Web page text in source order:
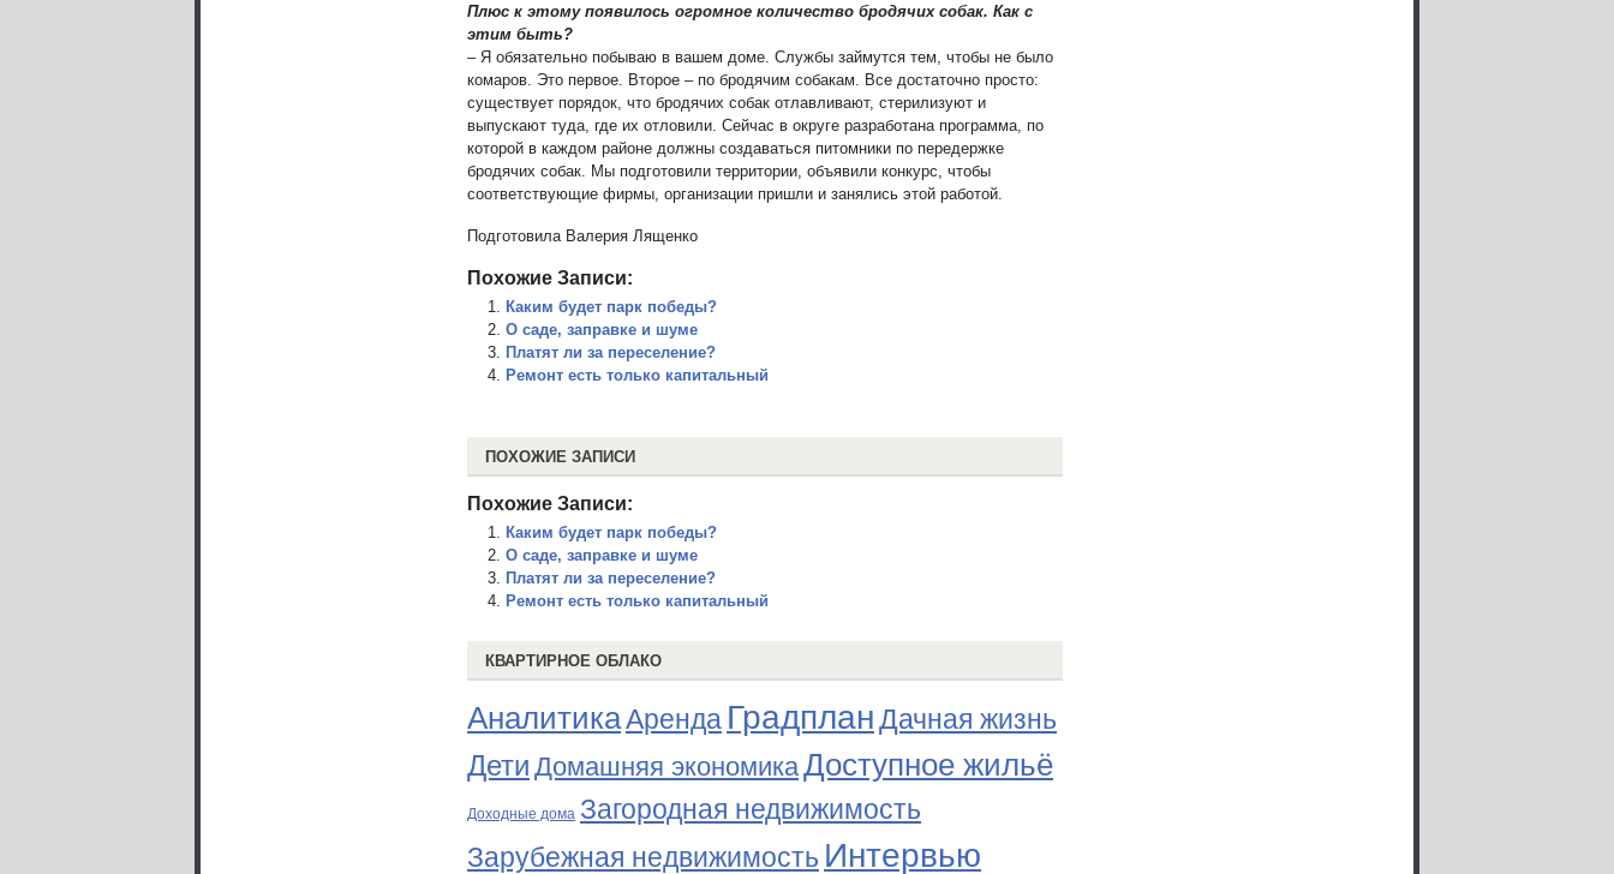
Плюс к этому появилось огромное количество бродячих собак. Как с
этим быть?
– Я обязательно побываю в вашем доме. Службы займутся тем, чтобы не было
комаров. Это первое. Второе – по бродячим собакам. Все достаточно просто:
существует порядок, что бродячих собак отлавливают, стерилизуют и
выпускают туда, где их отловили. Сейчас в округе разработана программа, по
которой в каждом районе должны создаваться питомники по передержке
бродячих собак. Мы подготовили территории, объявили конкурс, чтобы
соответствующие фирмы, организации пришли и занялись этой работой.
Подготовила Валерия Лященко
Похожие Записи:
Каким будет парк победы?
О саде, заправке и шуме
Платят ли за переселение?
Ремонт есть только капитальный
ПОХОЖИЕ ЗАПИСИ
Похожие Записи:
Каким будет парк победы?
О саде, заправке и шуме
Платят ли за переселение?
Ремонт есть только капитальный
КВАРТИРНОЕ ОБЛАКО
АналитикаАренда ГрадпланДачная жизнь
Дети Домашняя экономикаДоступное жильё
Доходные дома Загородная недвижимость
Зарубежная недвижимость Интервью